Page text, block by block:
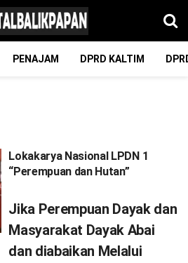
PENAJAM DPRD KALTIM
Lokakarya Nasional LPDN 1
“Perempuan dan Hutan”
Jika Perempuan Dayak dan
Masyarakat Dayak Abai
dan diabaikan Melalui